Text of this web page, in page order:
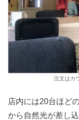
注文はカ
店内には20台ほど
から自然光が差し